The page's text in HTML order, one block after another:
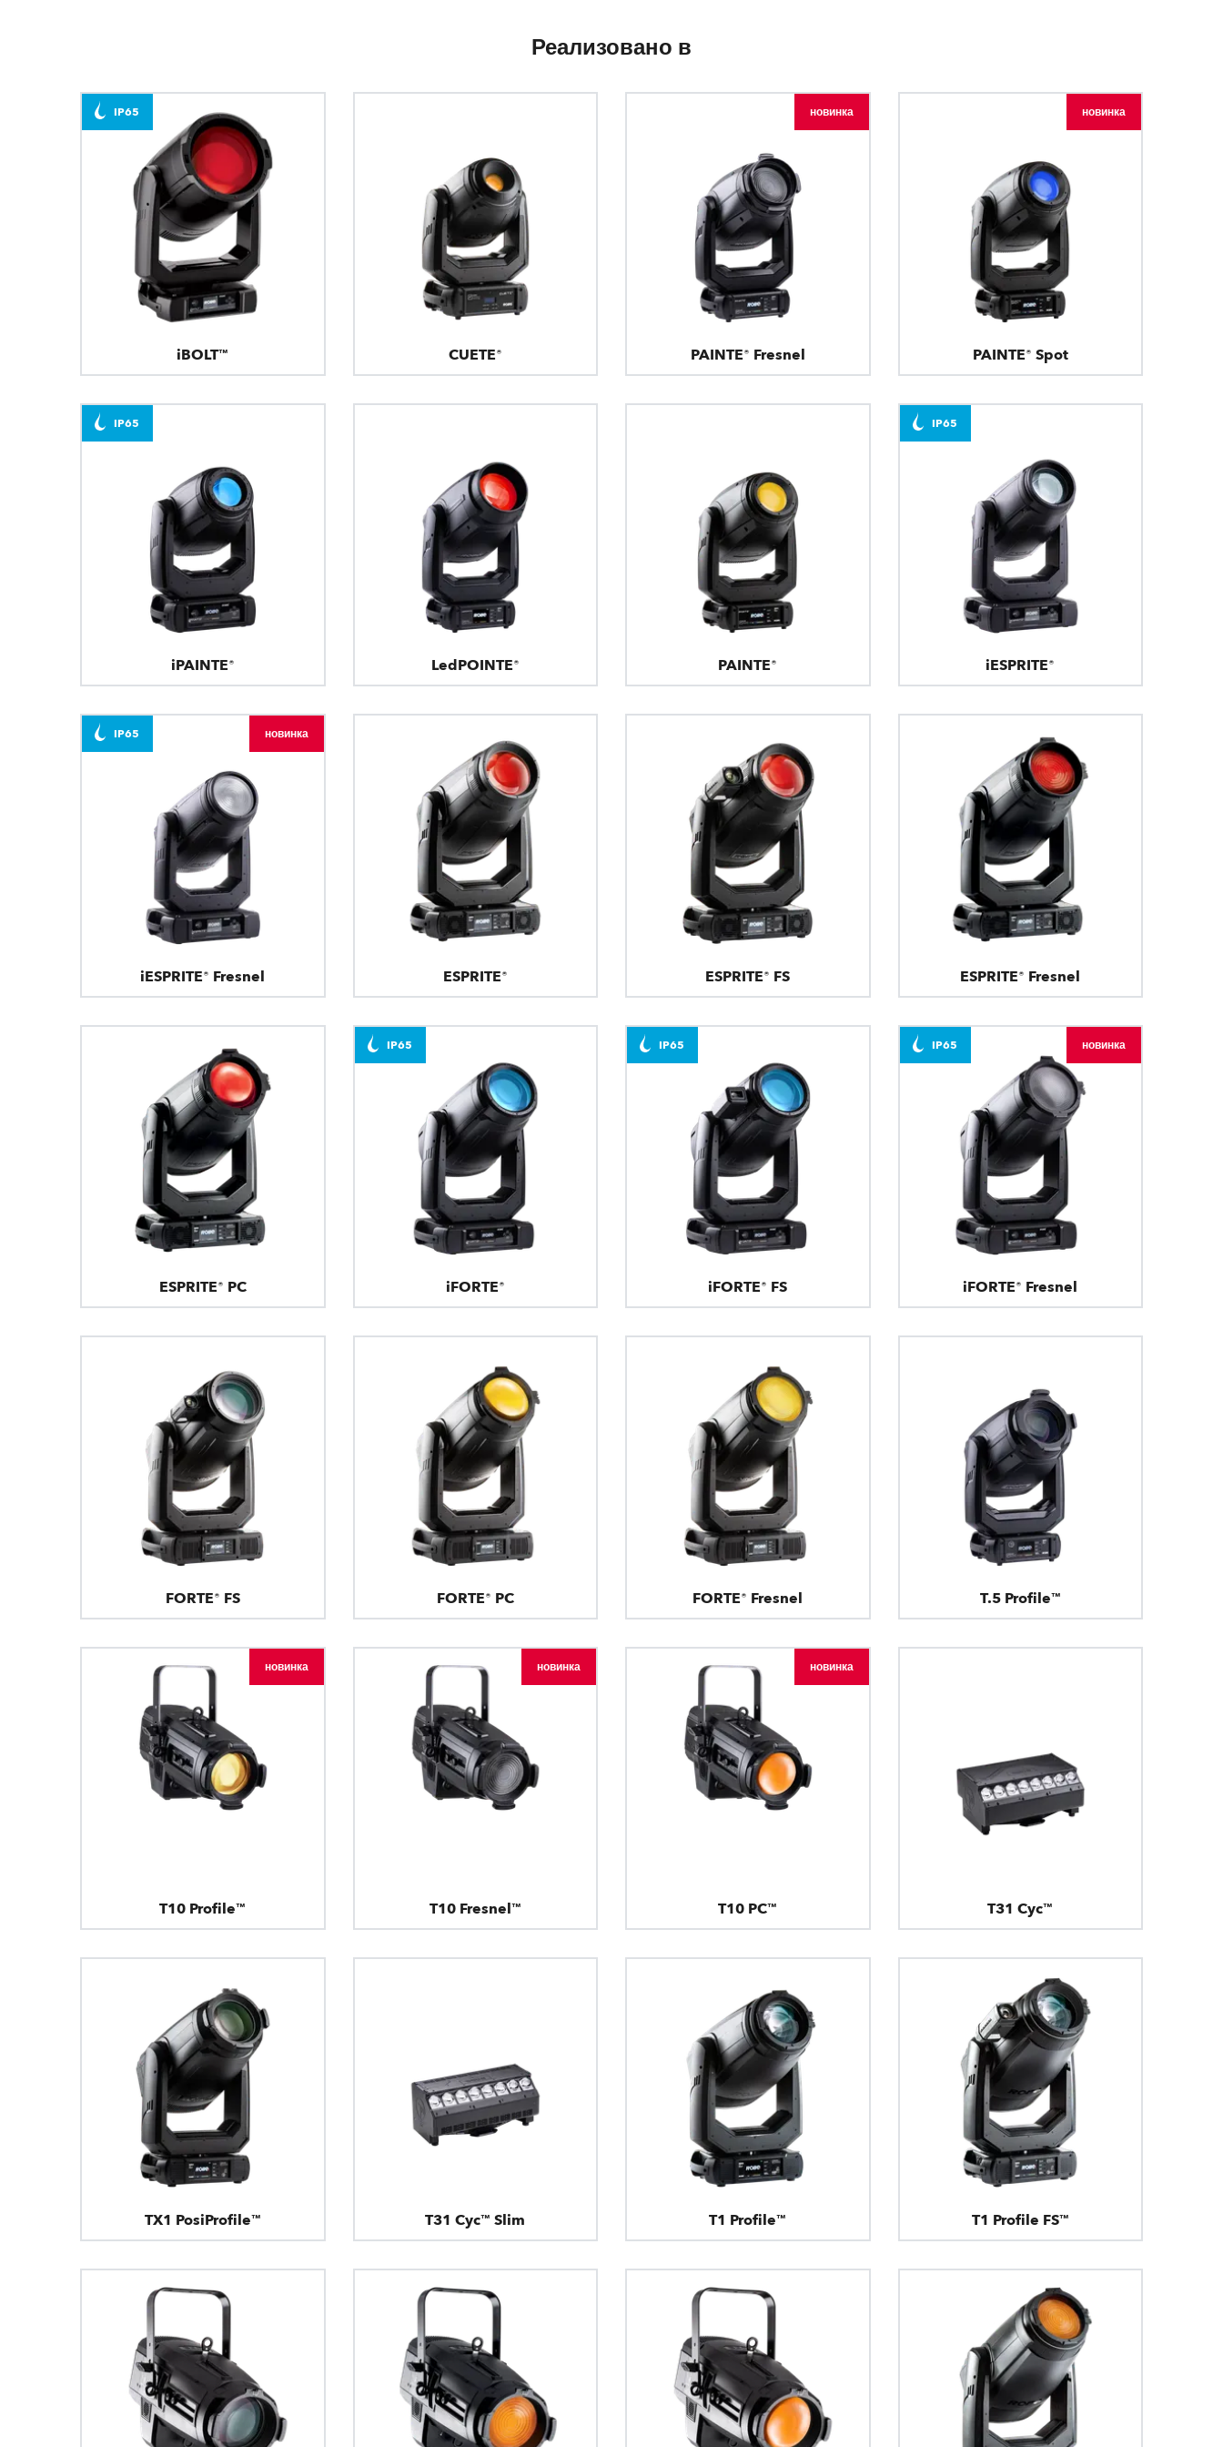
Реализовано в
iBOLT™
IP65
CUETE® PAINTE® Fresnel
новинка
PAINTE® Spot
новинка
iPAINTE®
IP65
LedPOINTE® PAINTE® iESPRITE®
IP65
iESPRITE® Fresnel
IP65 новинка
ESPRITE® ESPRITE® FS ESPRITE® Fresnel
ESPRITE® PC iFORTE®
IP65
iFORTE® FS
IP65
iFORTE® Fresnel
IP65 новинка
FORTE® FS FORTE® PC FORTE® Fresnel T.5 Profile™
T10 Profile™
новинка
T10 Fresnel™
новинка
T10 PC™
новинка
T31 Cyc™
TX1 PosiProfile™ T31 Cyc™ Slim T1 Profile™ T1 Profile FS™